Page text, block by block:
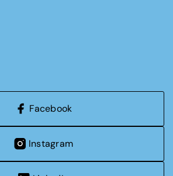
Facebook
Instagram